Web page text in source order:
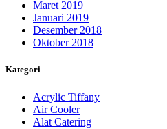
Maret 2019
Januari 2019
Desember 2018
Oktober 2018
Kategori
Acrylic Tiffany
Air Cooler
Alat Catering